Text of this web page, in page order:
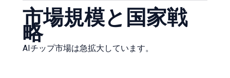
市場規模と国家戦
略
AIチップ市場は急拡大しています。